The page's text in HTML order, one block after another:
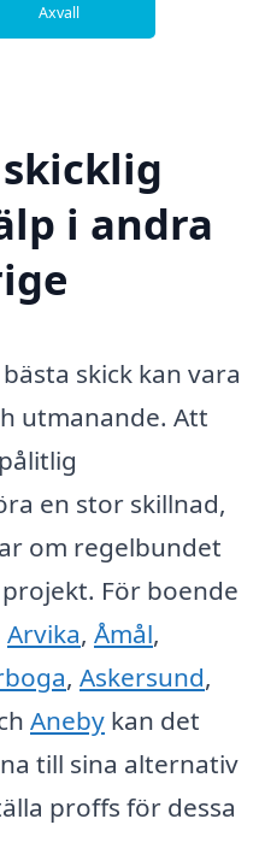
Axvall
i andra
skick kan vara
utmanande. Att
en stor skillnad,
om regelbundet
För boende
Arvika, Åmål,
, Askersund,
Aneby kan det
till sina alternativ
proffs för dessa